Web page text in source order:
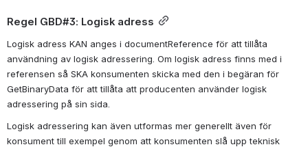
Regel GBD#3: Logisk adress
Logisk adress KAN anges i documentReference för att tillåta
användning av logisk adressering. Om logisk adress finns med i
referensen så SKA konsumenten skicka med den i begäran för
GetBinaryData för att tillåta att producenten använder logisk
adressering på sin sida.
Logisk adressering kan även utformas mer generellt även för
konsument till exempel genom att konsumenten slå upp teknisk